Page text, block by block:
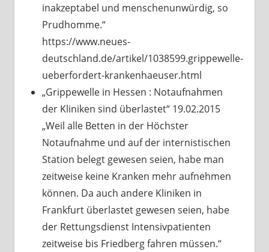
inakzeptabel und menschenunwürdig, so
Prudhomme.“
https://www.neues-
deutschland.de/artikel/1038599.grippewelle-
ueberfordert-krankenhaeuser.html
„Grippewelle in Hessen : Notaufnahmen
der Kliniken sind überlastet“ 19.02.2015
„Weil alle Betten in der Höchster
Notaufnahme und auf der internistischen
Station belegt gewesen seien, habe man
zeitweise keine Kranken mehr aufnehmen
können. Da auch andere Kliniken in
Frankfurt überlastet gewesen seien, habe
der Rettungsdienst Intensivpatienten
zeitweise bis Friedberg fahren müssen.“